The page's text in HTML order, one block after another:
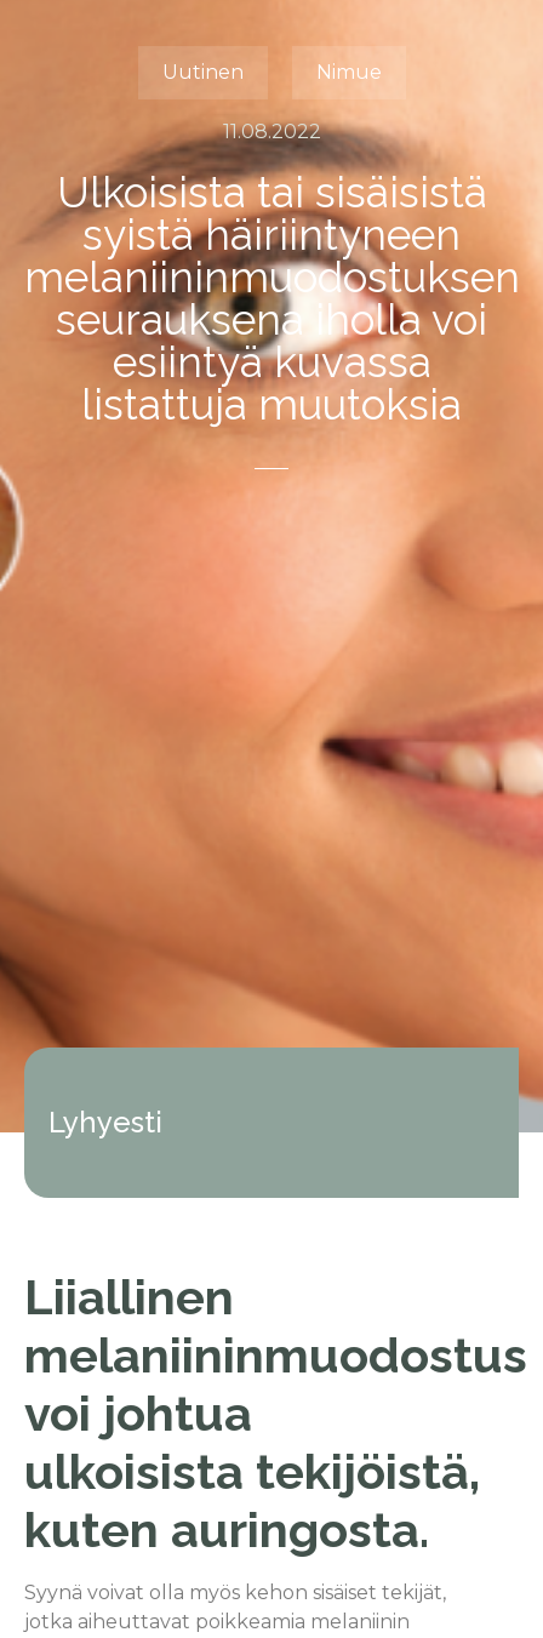
Uutinen Nimue
11.08.2022
Ulkoisista tai sisäisistä
syistä häiriintyneen
melaniininmuodostuksen
seurauksena iholla voi
esiintyä kuvassa
listattuja muutoksia
Lyhyesti
Liiallinen
melaniininmuodostus
voi johtua
ulkoisista tekijöistä,
kuten auringosta.
Syynä voivat olla myös kehon sisäiset tekijät,
jotka aiheuttavat poikkeamia melaniinin